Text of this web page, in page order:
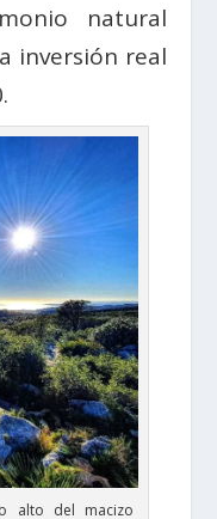
natural
inversión real
alto del macizo